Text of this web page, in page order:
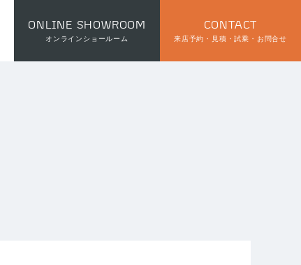
ONLINE SHOWROOM
オンラインショールーム
CONTACT
来店予約・見積・試乗・お問合せ